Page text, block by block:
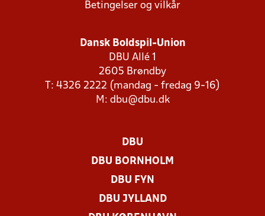
Betingelser og vilkår
Dansk Boldspil-Union
DBU Allé 1
2605 Brøndby
T: 4326 2222 (mandag - fredag 9-16)
M: dbu@dbu.dk
DBU
DBU BORNHOLM
DBU FYN
DBU JYLLAND